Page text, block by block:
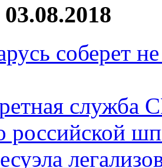
соберет
служба
российской